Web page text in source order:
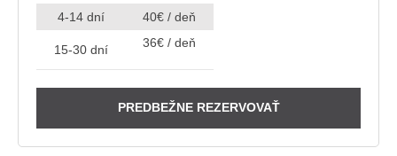
4-14 dní
40€ / deň
15-30 dní 36€ / deň
PREDBEŽNE REZERVOVAŤ